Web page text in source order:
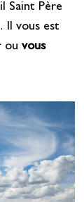
Saint Père
Il vous est
ouvous